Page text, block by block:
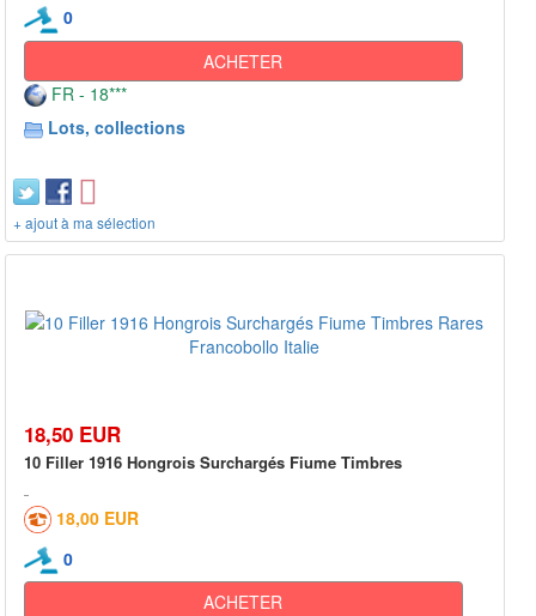
0
ACHETER
FR - 18***
Lots, collections
+ ajout à ma sélection
18,50 EUR
10 Filler 1916 Hongrois Surchargés Fiume Timbres
18,00 EUR
0
ACHETER